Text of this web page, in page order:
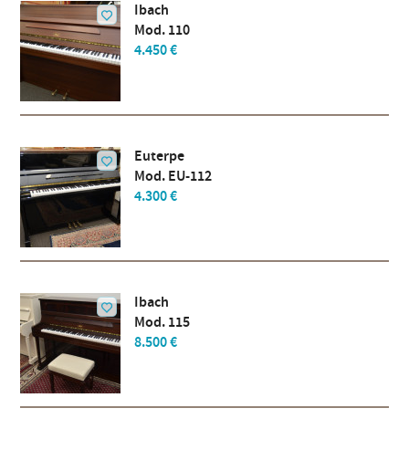
Ibach
Mod. 110
4.450 €
Euterpe
Mod. EU-112
4.300 €
Ibach
Mod. 115
8.500 €